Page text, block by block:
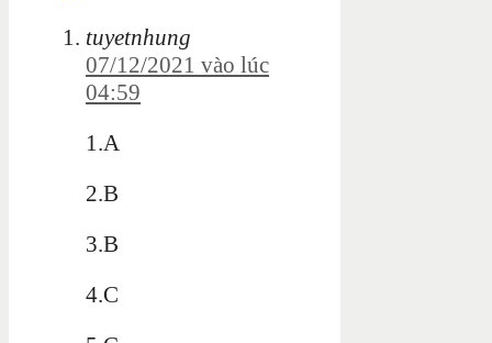
tuyetnhung
07/12/2021 vào lúc
04:59
1.A
2.B
3.B
4.C